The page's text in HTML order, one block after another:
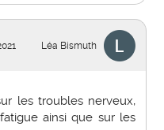
Léa Bismuth
les troubles nerveux,
ainsi que sur les